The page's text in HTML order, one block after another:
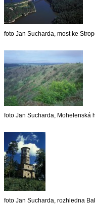
foto Jan Sucharda, most ke
foto Jan Sucharda, Mohelenská
foto Jan Sucharda, rozhledna